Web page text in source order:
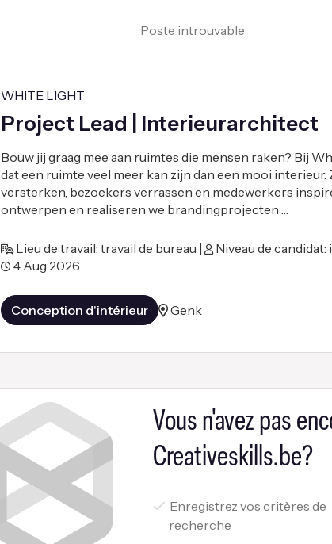
Poste introuvable
WHITE LIGHT
Project Lead | Interieurarchitect
Bouw jij graag mee aan ruimtes die mensen raken? Bij
dat een ruimte veel meer kan zijn dan een mooi interieur.
versterken, bezoekers verrassen en medewerkers
ontwerpen en realiseren we brandingprojecten …
Lieu de travail: travail de bureau |
Niveau de candidat:
4 Aug 2026
Conception d'intérieur Genk
Vous n'avez pas
Creativeskills.be?
Enregistrez vos critères de
recherche